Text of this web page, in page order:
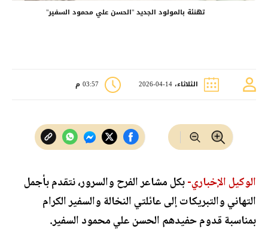
تهنئة بالمولود الجديد "الحسن علي محمود السفير"
الثلاثاء، 14-04-2026 03:57 م
الوكيل الإخباري-بكل مشاعر الفرح والسرور، نتقدم بأجمل
التهاني والتبريكات إلى عائلتي النخالة والسفير الكرام
بمناسبة قدوم حفيدهم الحسن علي محمود السفير.